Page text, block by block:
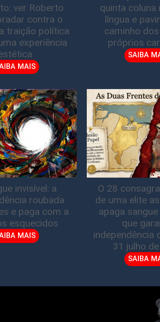
ver Roberto
contra o
traição política
experiência
MAIS
quinta coluna
língua e
caminho
próprios
SAIBA
invisível: a
roubada
e paga com a
esquecidos
MAIS
O 28
de uma elite
apaga
que
independência
31 julho
SAIBA